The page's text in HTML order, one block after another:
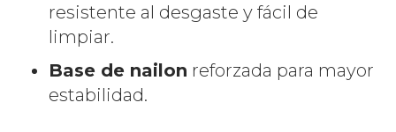
resistente al desgaste y fácil de
limpiar.
Base de nailon reforzada para mayor
estabilidad.